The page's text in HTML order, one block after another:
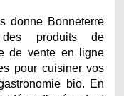
donne Bonneterre
produits de
de vente en ligne
pour cuisiner vos
bio. En